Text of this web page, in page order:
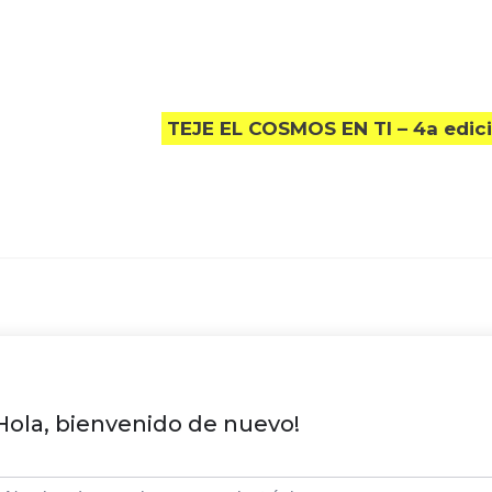
TEJE EL COSMOS EN TI – 4a
bienvenido de nuevo!